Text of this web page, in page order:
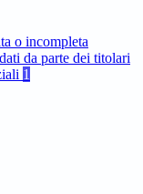
o incompleta
da parte dei titolari
1